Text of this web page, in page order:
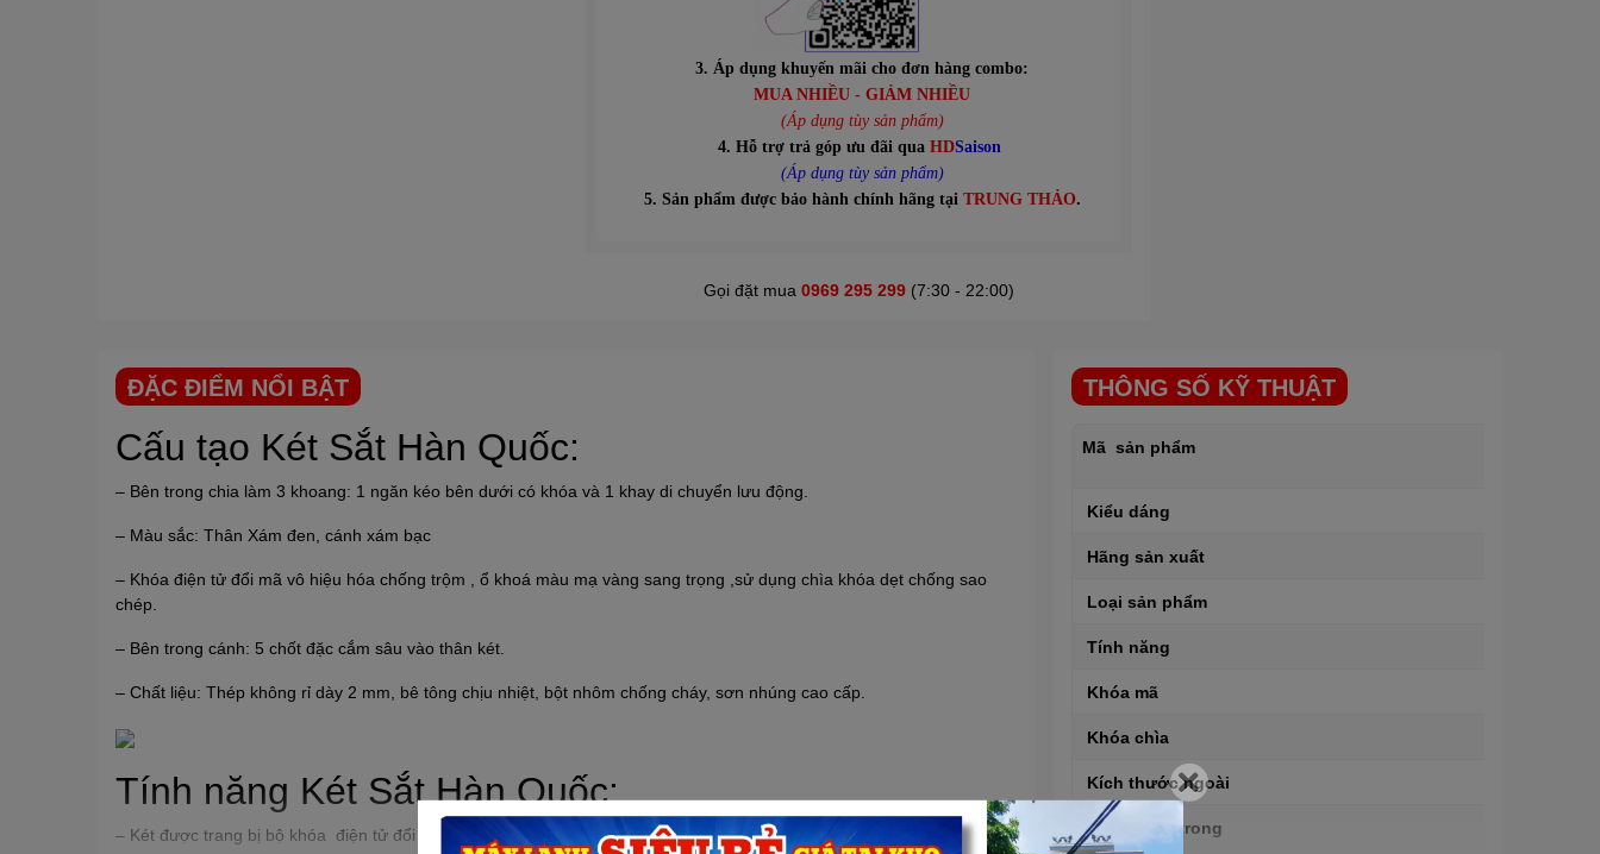
3. Áp dụng khuyến mãi cho đơn hàng combo:
MUA NHIỀU - GIẢM NHIỀU
(Áp dụng tùy sản phẩm)
4. Hỗ trợ trả góp ưu đãi quaHDSaison
(Áp dụng tùy sản phẩm)
5. Sản phẩm được bảo hành chính hãng tại TRUNG THẢO.
Gọi đặt mua 0969 295 299(7:30 - 22:00)
ĐẶC ĐIỂM NỔI BẬT
Cấu tạo Két Sắt Hàn Quốc:
– Bên trong chia làm 3 khoang: 1 ngăn kéo bên dưới có khóa và 1 khay di chuyển lưu động.
– Màu sắc: Thân Xám đen, cánh xám bạc
– Khóa điện tử đổi mã vô hiệu hóa chống trộm , ổ khoá màu mạ vàng sang trọng ,sử dụng chìa khóa dẹt chống sao
chép.
– Bên trong cánh: 5 chốt đặc cắm sâu vào thân két.
– Chất liệu: Thép không rỉ dày 2 mm, bê tông chịu nhiệt, bột nhôm chống cháy, sơn nhúng cao cấp.
Tính năng Két Sắt Hàn Quốc:
– Két được trang bị bộ khóa điện tử đổi mã vô hiệu hóa chống trộm
THÔNG SỐ KỸ THUẬT
Mã sản phẩm
Kiểu dáng
Hãng sản xuất
Loại sản phẩm
Tính năng
Khóa mã
Khóa chìa
Kích thước ngoài
Kích thước trong